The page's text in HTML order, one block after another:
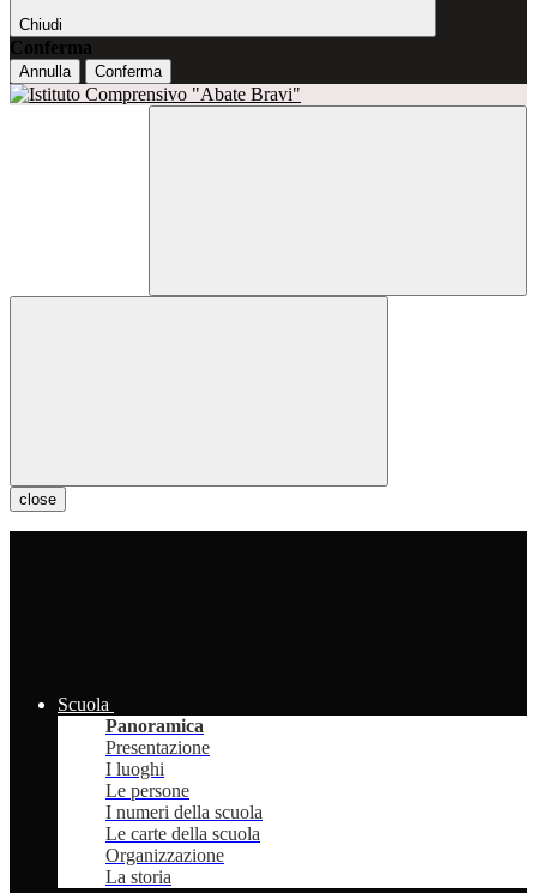
Chiudi
Conferma
Annulla Conferma
close
Scuola
Panoramica
Presentazione
I luoghi
Le persone
I numeri della scuola
Le carte della scuola
Organizzazione
La storia